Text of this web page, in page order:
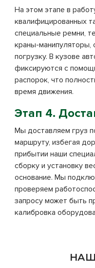
На этом этапе в
квалифицированных
специальные ремни,
краны-манипуляторы,
погрузку. В кузове
фиксируются с
распорок, что
время движения.
Этап 4.
Мы доставляем груз
маршруту, избегая
прибытии наши
сборку и установку
основание. Мы
проверяем
запросу может быть
калибровка